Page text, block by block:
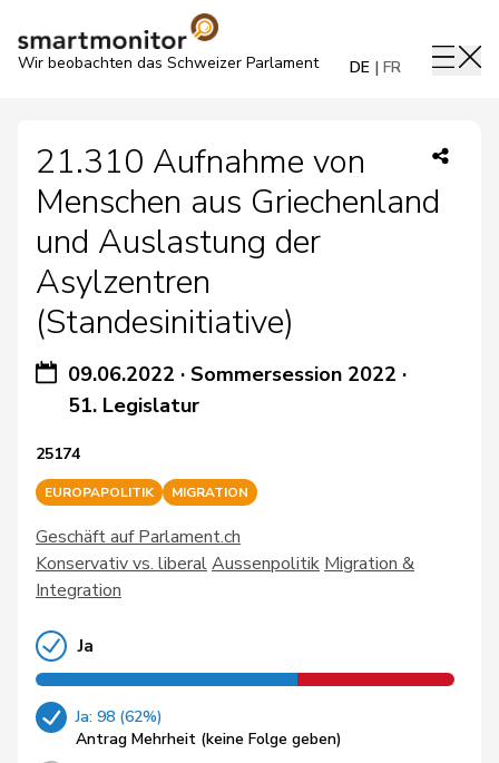
Wir beobachten das Schweizer Parlament DE FR
21.310 Aufnahme von
Menschen aus Griechenland
und Auslastung der
Asylzentren
(Standesinitiative)
09.06.2022 ·Sommersession 2022 ·
51. Legislatur
25174
EUROPAPOLITIK MIGRATION
Geschäft auf Parlament.ch
Konservativ vs. liberalAussenpolitik Migration &
Integration
Ja
Ja: 98 (62%)
Antrag Mehrheit (keine Folge geben)